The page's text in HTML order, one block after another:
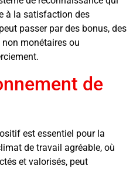
à la satisfaction des
passer par des bonus, des
monétaires ou
de
est essentiel pour la
de travail agréable, où
et valorisés, peut